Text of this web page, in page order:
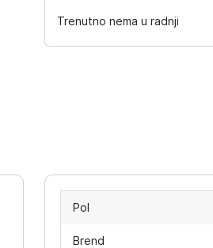
Trenutno nema u radnji
Pol
Brend